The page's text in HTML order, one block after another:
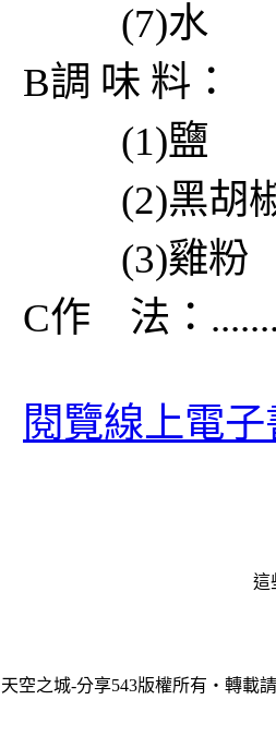
(7)水
B調 味 料：
(1)鹽
(2)黑胡
(3)雞粉
C作 法：
閱覽線上電子
這
天空之城-分享543版權所有‧轉載請